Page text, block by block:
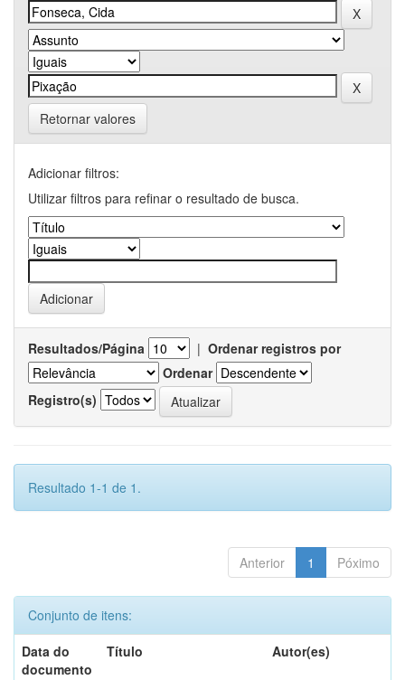
Retornar valores
Adicionar filtros:
Utilizar filtros para refinar o resultado de busca.
Resultados/Página | Ordenar registros por
Ordenar
Registro(s)
Resultado 1-1 de 1.
Anterior 1 Póximo
Conjunto de itens:
Data do
documento
Título Autor(es)